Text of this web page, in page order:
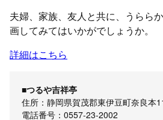
夫婦、家族、友人と共に、うらら
画してみてはいかがでしょうか。
詳細はこちら
■つるや吉祥亭
住所：静岡県賀茂郡東伊豆町奈良本
電話番号：0557-23-2002